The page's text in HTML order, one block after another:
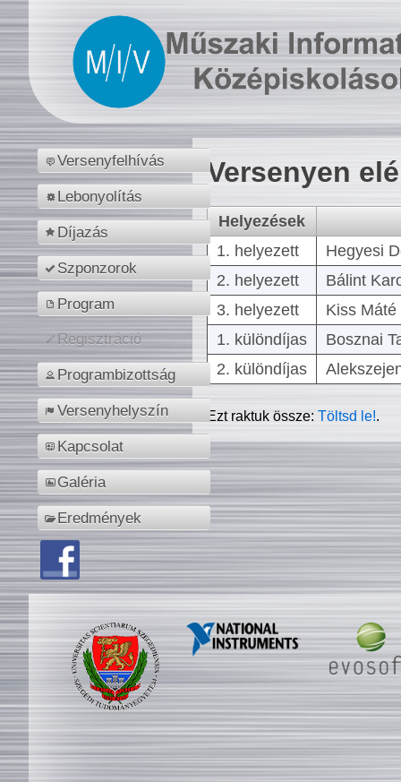
Versenyfelhívás
Lebonyolítás
Díjazás
Szponzorok
Program
Regisztráció
Programbizottság
Versenyhelyszín
Kapcsolat
Galéria
Eredmények
Versenyen
Helyezések
1. helyezett
Hegyesi
2. helyezett
Bálint
3. helyezett
Kiss
1. különdíjas
Bosznai
2. különdíjas
Ezt raktuk össze:Töltsd le!.